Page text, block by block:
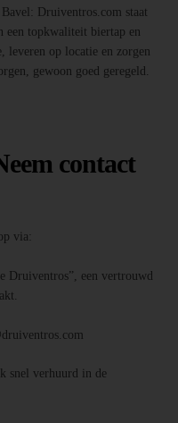
Druiventros.com staat
een topkwaliteit biertap en
leveren op locatie en zorgen
gewoon goed geregeld.
contact
via:
Druiventros”, een vertrouwd
snel verhuurd in de